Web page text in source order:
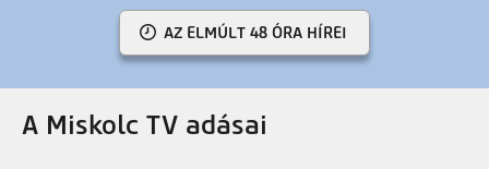
AZ ELMÚLT 48 ÓRA HÍREI
A Miskolc TV adásai